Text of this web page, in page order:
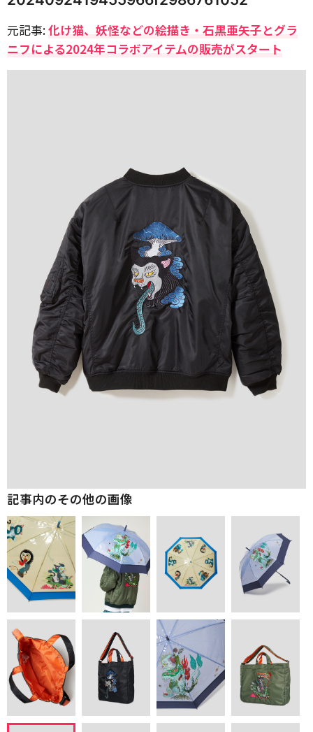
元記事:化け猫、妖怪などの絵描き・石黒亜矢子とグラ
ニフによる2024年コラボアイテムの販売がスタート
記事内のその他の画像